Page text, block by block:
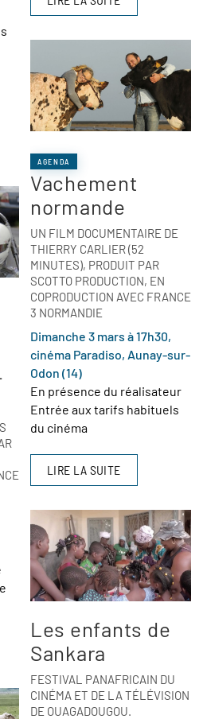
AGENDA
Vachement
normande
UN FILM DOCUMENTAIRE DE
THIERRY CARLIER (52
MINUTES), PRODUIT PAR
SCOTTO PRODUCTION, EN
COPRODUCTION AVEC FRANCE
3 NORMANDIE
Dimanche 3 mars à 17h30,
cinéma Paradiso, Aunay-sur-
Odon (14)
En présence du réalisateur
Entrée aux tarifs habituels
du cinéma
LIRE LA SUITE
Les enfants de
Sankara
FESTIVAL PANAFRICAIN DU
CINÉMA ET DE LA TÉLÉVISION
DE OUAGADOUGOU.